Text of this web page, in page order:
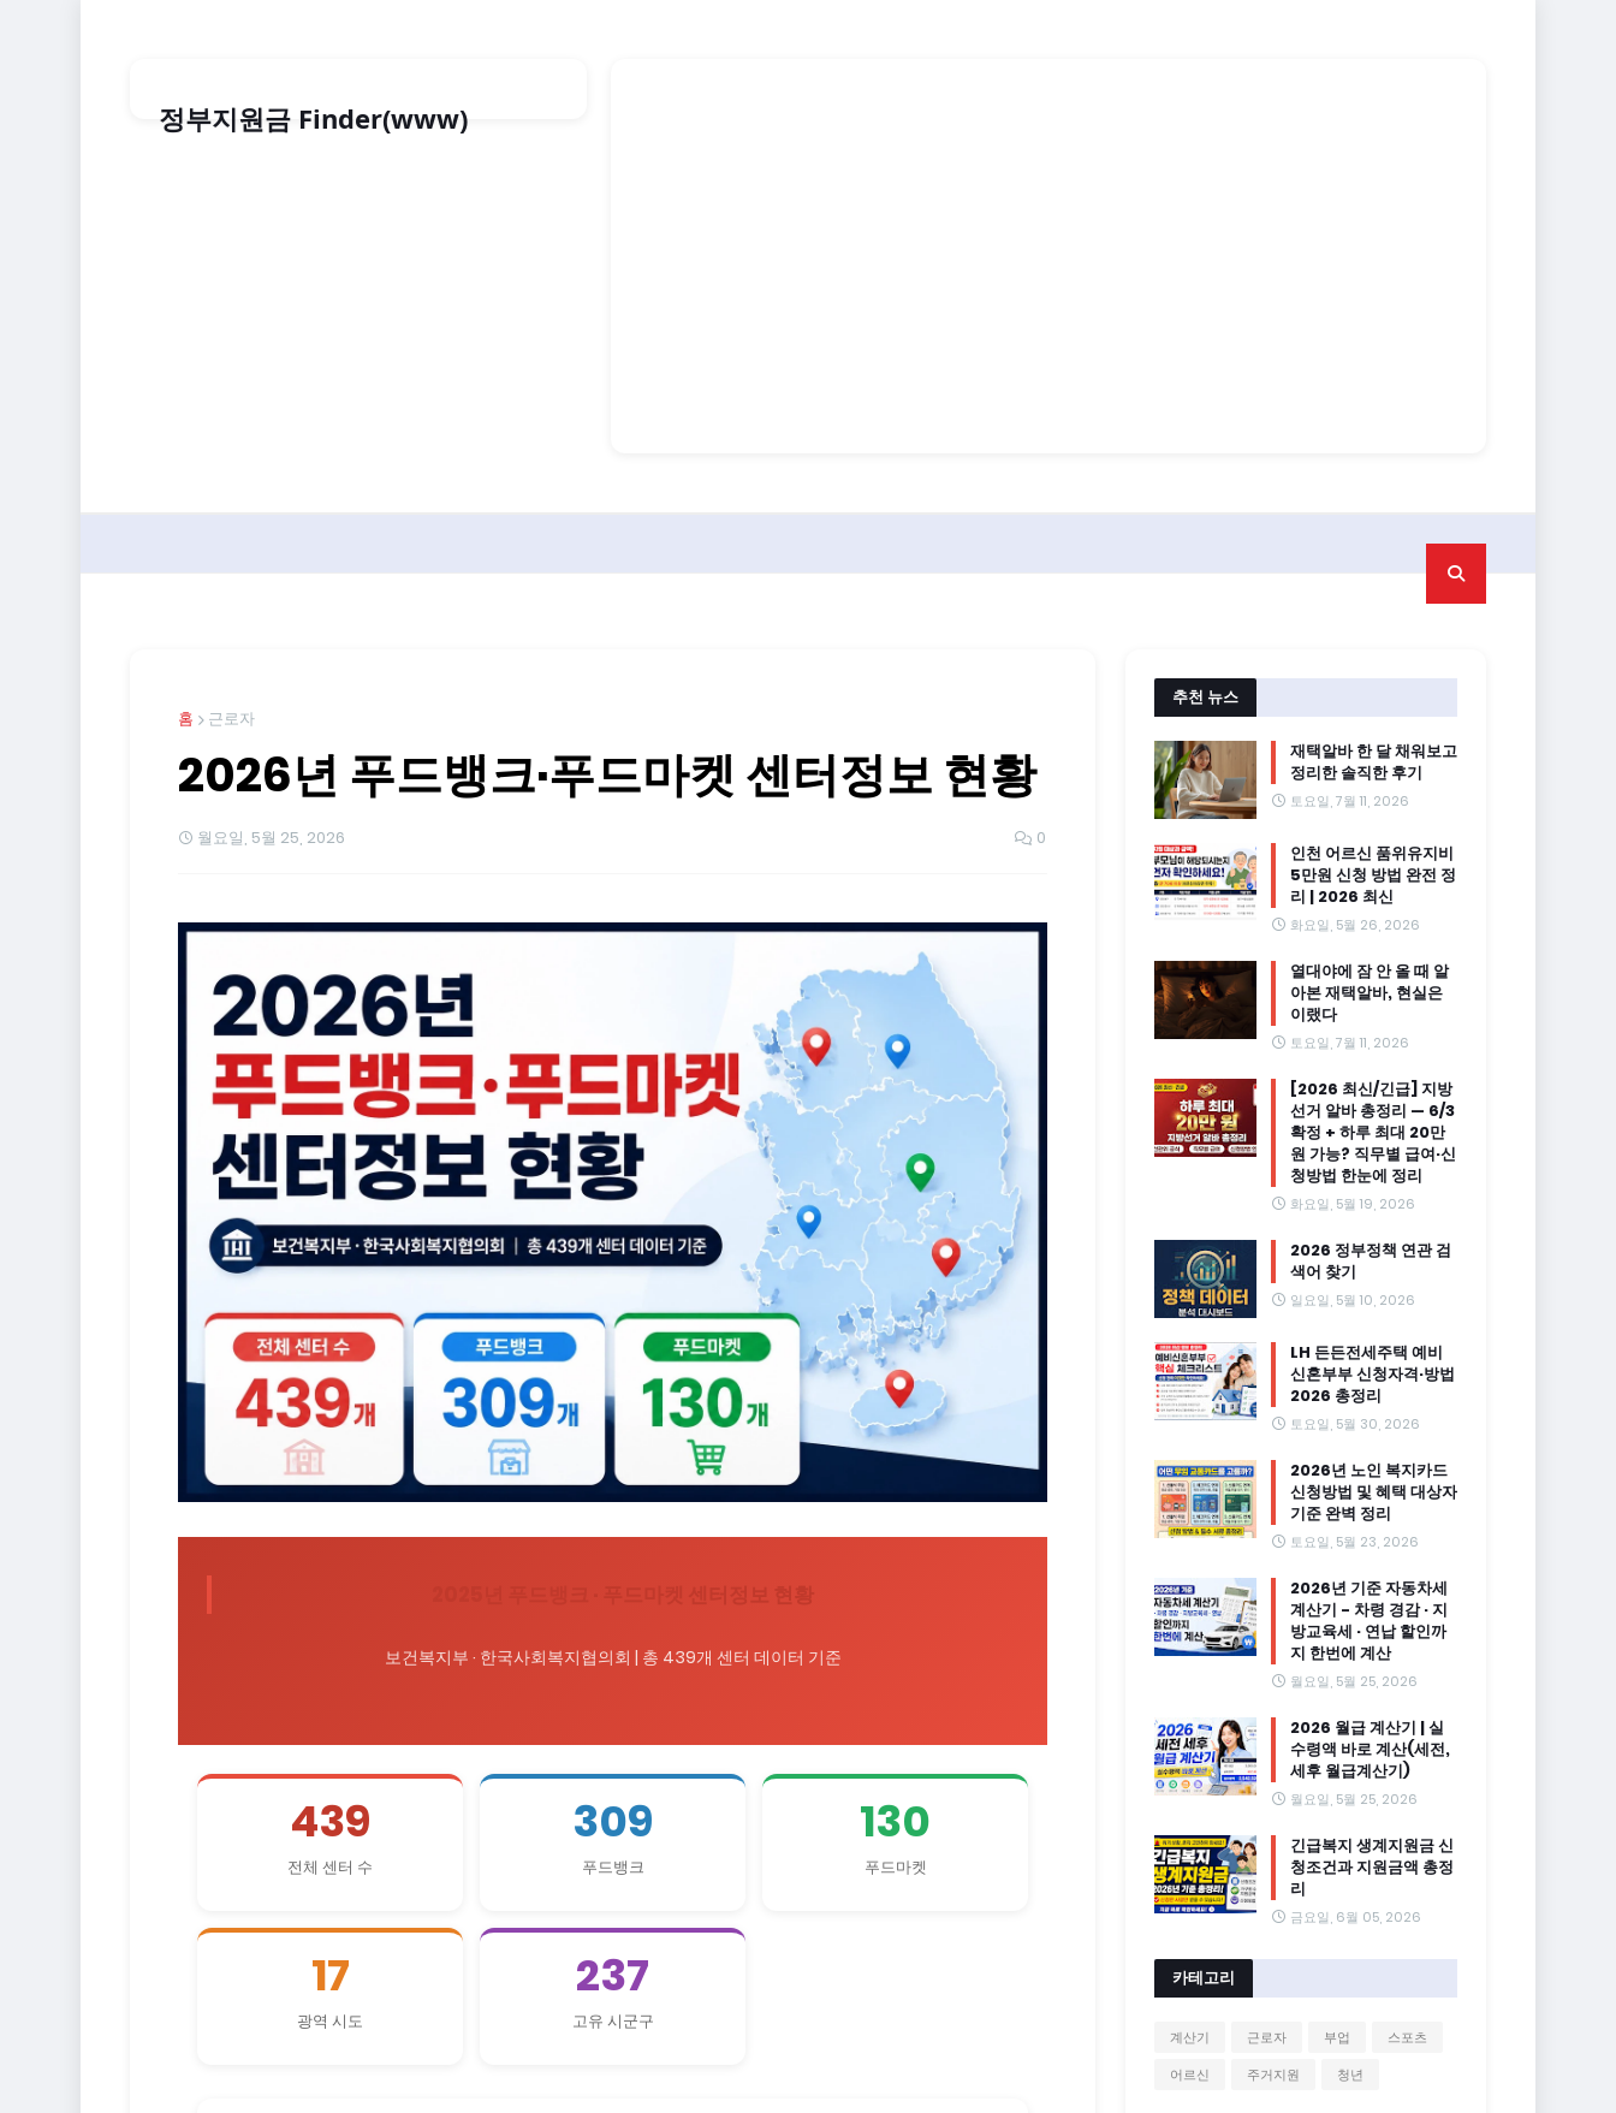
정부지원금 Finder(www)
홈 근로자
2026년 푸드뱅크·푸드마켓 센터정보 현황
월요일, 5월 25, 2026 0
2025년 푸드뱅크 · 푸드마켓 센터정보 현황
보건복지부 · 한국사회복지협의회 | 총 439개 센터 데이터 기준
439
전체 센터 수
309
푸드뱅크
130
푸드마켓
17
광역 시도
237
고유 시군구
추천 뉴스
재택알바 한 달 채워보고
정리한 솔직한 후기
토요일, 7월 11, 2026
인천 어르신 품위유지비
5만원 신청 방법 완전 정
리 | 2026 최신
화요일, 5월 26, 2026
열대야에 잠 안 올 때 알
아본 재택알바, 현실은
이랬다
토요일, 7월 11, 2026
[2026 최신/긴급] 지방
선거 알바 총정리 — 6/3
확정 + 하루 최대 20만
원 가능? 직무별 급여·신
청방법 한눈에 정리
화요일, 5월 19, 2026
2026 정부정책 연관 검
색어 찾기
일요일, 5월 10, 2026
LH 든든전세주택 예비
신혼부부 신청자격·방법
2026 총정리
토요일, 5월 30, 2026
2026년 노인 복지카드
신청방법 및 혜택 대상자
기준 완벽 정리
토요일, 5월 23, 2026
2026년 기준 자동차세
계산기 - 차령 경감 · 지
방교육세 · 연납 할인까
지 한번에 계산
월요일, 5월 25, 2026
2026 월급 계산기 | 실
수령액 바로 계산(세전,
세후 월급계산기)
월요일, 5월 25, 2026
긴급복지 생계지원금 신
청조건과 지원금액 총정
리
금요일, 6월 05, 2026
카테고리
계산기 근로자 부업 스포츠
어르신 주거지원 청년